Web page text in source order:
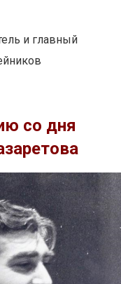
и главный
со дня